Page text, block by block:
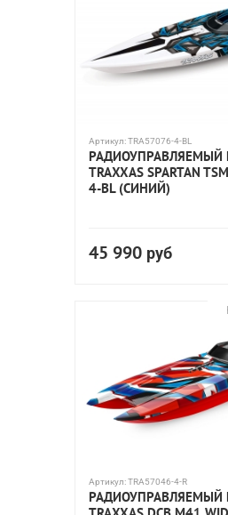
Артикул:TRA57076-4-BL
РАДИОУПРАВЛЯЕМЫЙ
TRAXXAS SPARTAN
4-BL (СИНИЙ)
45 990 руб
Артикул:TRA57046-4-R
РАДИОУПРАВЛЯЕМЫЙ